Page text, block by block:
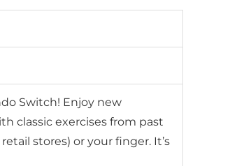
Switch! Enjoy new
classic exercises from past
stores) or your finger. It’s